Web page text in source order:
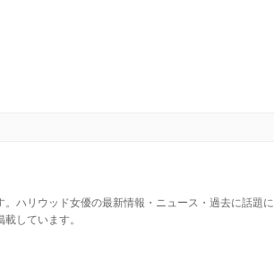
ハリウッド女優の最新情報・ニュース・過去に話題に
しています。